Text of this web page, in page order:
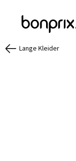
Lange Kleider